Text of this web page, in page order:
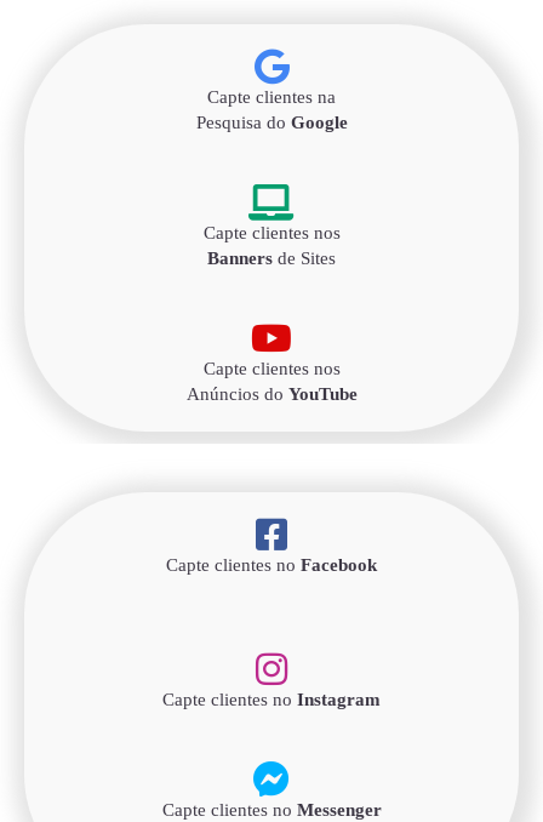
Capte clientes na
Pesquisa do Google
Capte clientes nos
Banners de Sites
Capte clientes nos
Anúncios do YouTube
Capte clientes no Facebook
Capte clientes no Instagram
Capte clientes no Messenger